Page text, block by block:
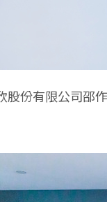
股份有限公司邵